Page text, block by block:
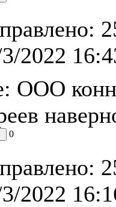
2022
ООО
0
2022